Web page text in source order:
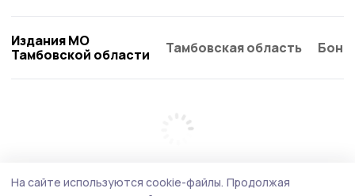
Издания МО
Тамбовской области
Тамбовская область
На сайте используются cookie-файлы. Продолжая